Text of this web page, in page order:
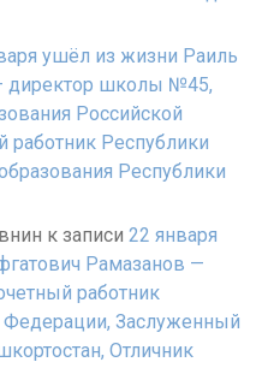
ушёл из жизни Раиль
директор школы №45,
Российской
Республики
Республики
к записи 22 января
Рамазанов —
работник
Федерации, Заслуженный
Отличник